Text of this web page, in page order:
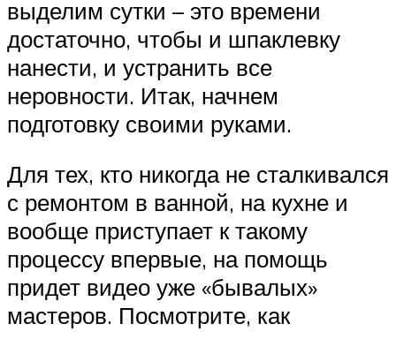
выделим сутки – это времени
достаточно, чтобы и шпаклевку
нанести, и устранить все
неровности. Итак, начнем
подготовку своими руками.
Для тех, кто никогда не сталкивался
с ремонтом в ванной, на кухне и
вообще приступает к такому
процессу впервые, на помощь
придет видео уже «бывалых»
мастеров. Посмотрите, как